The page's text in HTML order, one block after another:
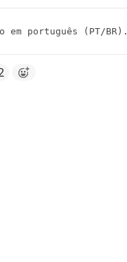
em português (PT/BR).